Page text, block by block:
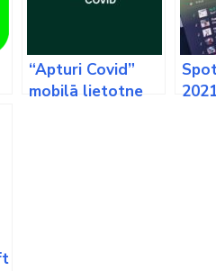
“Apturi Covid”
mobilā lietotne